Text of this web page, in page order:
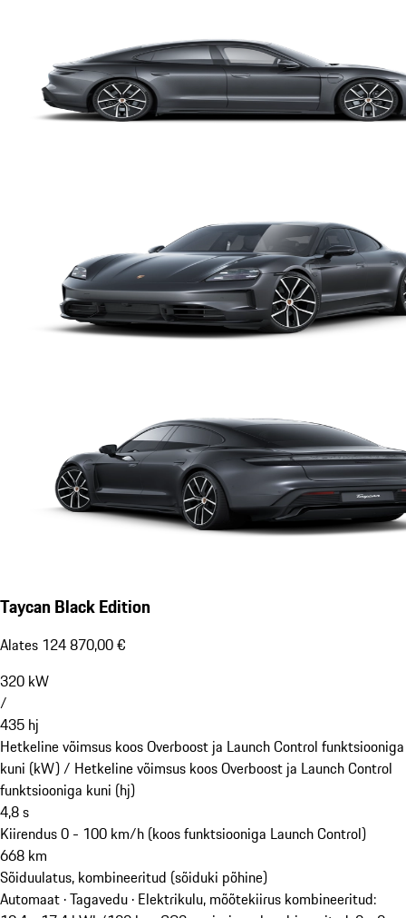
Taycan Black Edition
Alates 124 870,00 €
320 kW
/
435 hj
Hetkeline võimsus koos Overboost ja Launch Control funktsiooniga
kuni (kW) / Hetkeline võimsus koos Overboost ja Launch Control
funktsiooniga kuni (hj)
4,8s
Kiirendus 0 - 100 km/h (koos funktsiooniga Launch Control)
668 km
Sõiduulatus, kombineeritud (sõiduki põhine)
Automaat · Tagavedu · Elektrikulu, mõõtekiirus kombineeritud: